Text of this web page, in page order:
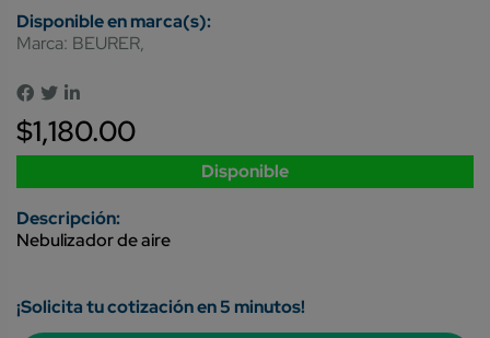
Marca: BEURER
$1,180.00
Disponible
Nebulizador de aire
¡Solicita tu cotización en 5 minutos!